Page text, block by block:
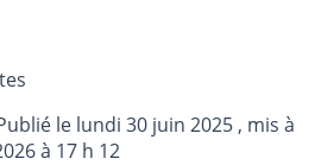
le lundi 30 juin 2025 , mis à
à 17 h 12